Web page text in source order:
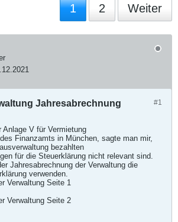
1 2 Weiter
#1
Jahresabrechnung
Anlage V für Vermietung
Finanzamts in München, sagte man mir,
bezahlten
für die Steuerklärung nicht relevant sind.
Jahresabrechnung der Verwaltung die
verwenden.
Verwaltung Seite 1
Verwaltung Seite 2